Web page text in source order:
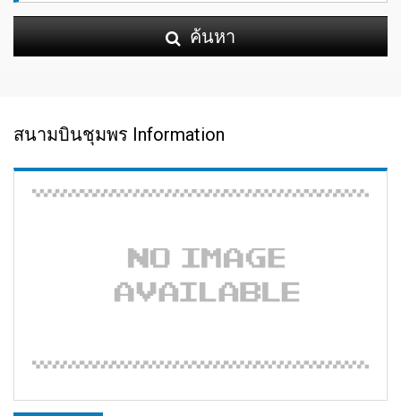
ค้นหา
สนามบินชุมพร Information